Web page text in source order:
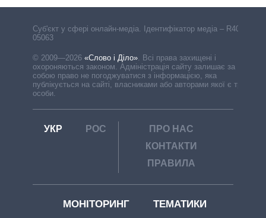
Cуб'єкт у сфері онлайн-медіа. Ідентифікатор медіа – R40-
05063
© 2009—2026 «Слово і Діло». Всі права захищені і
охороняються законом. Адміністрація сайту залишає за
собою право не погоджуватися з інформацією, яка
публікується на сайті, власниками або авторами якої є треті
особи.
УКР РОС
ПРО НАС
КОНТАКТИ
ПРАВИЛА
МОНІТОРИНГ ТЕМАТИКИ